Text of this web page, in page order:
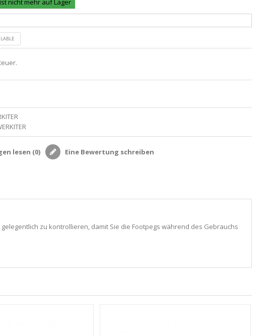
nicht mehr auf Lager
lesen (0) Eine Bewertung schreiben
zu kontrollieren, damit Sie die Footpegs während des Gebrauchs